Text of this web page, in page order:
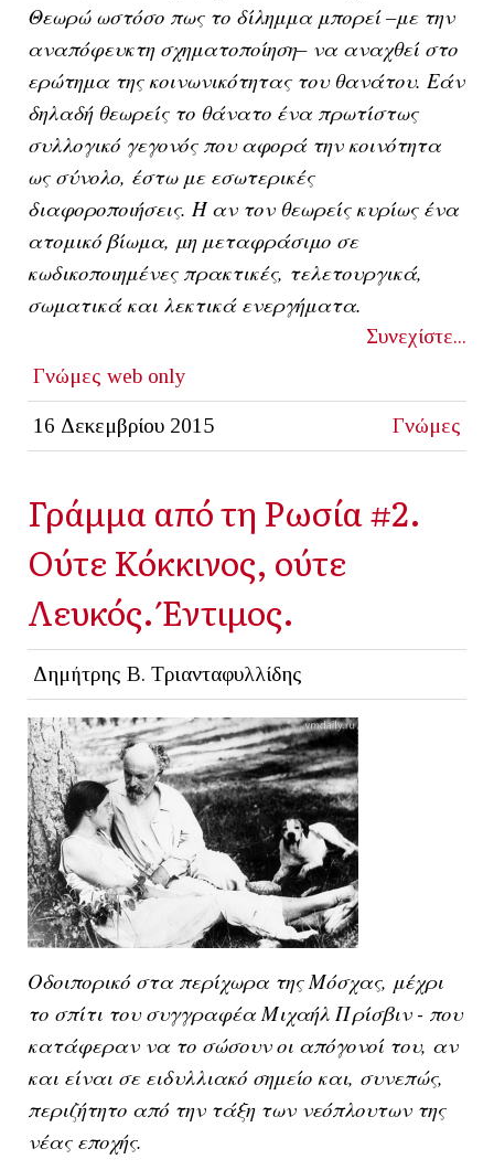
Θεωρώ ωστόσο πως το δίλημμα μπορεί –με την
αναπόφευκτη σχηματοποίηση– να αναχθεί στο
ερώτημα της κοινωνικότητας του θανάτου. Εάν
δηλαδή θεωρείς το θάνατο ένα πρωτίστως
συλλογικό γεγονός που αφορά την κοινότητα
ως σύνολο, έστω με εσωτερικές
διαφοροποιήσεις. Ή αν τον θεωρείς κυρίως ένα
ατομικό βίωμα, μη μεταφράσιμο σε
κωδικοποιημένες πρακτικές, τελετουργικά,
σωματικά και λεκτικά ενεργήματα.
Συνεχίστε...
Γνώμες web only
16 Δεκεμβρίου 2015 Γνώμες
Γράμμα από τη Ρωσία #2.
Ούτε Κόκκινος, ούτε
Λευκός. Έντιμος.
Δημήτρης Β. Τριανταφυλλίδης
Οδοιπορικό στα περίχωρα της Μόσχας, μέχρι
το σπίτι του συγγραφέα Μιχαήλ Πρίσβιν - που
κατάφεραν να το σώσουν οι απόγονοί του, αν
και είναι σε ειδυλλιακό σημείο και, συνεπώς,
περιζήτητο από την τάξη των νεόπλουτων της
νέας εποχής.